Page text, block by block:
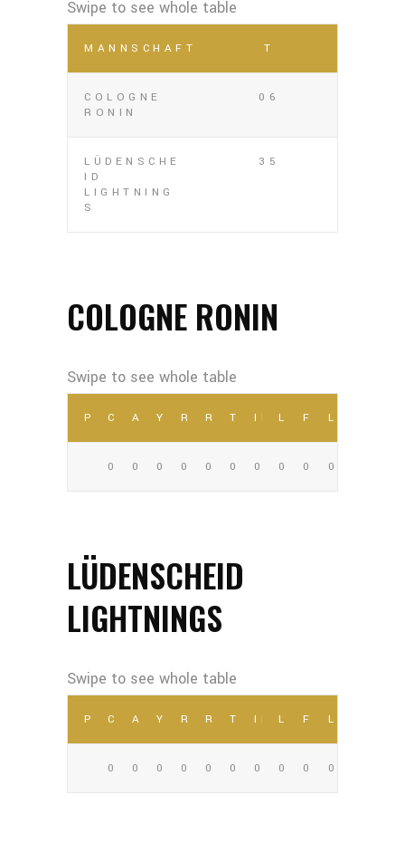
MANNSCHAFT T
COLOGNE
RONIN
06
LÜDENSCHE
ID
LIGHTNING
S
35
COLOGNE RONIN
POSITION
COMPATTYDSRECREC YDS
TD INTLNGFUMLOST
0 0 0 0 0 0 0 0 0 0
LÜDENSCHEID
LIGHTNINGS
POSITION
COMPATTYDSRECREC YDS
TD INTLNGFUMLOST
0 0 0 0 0 0 0 0 0 0